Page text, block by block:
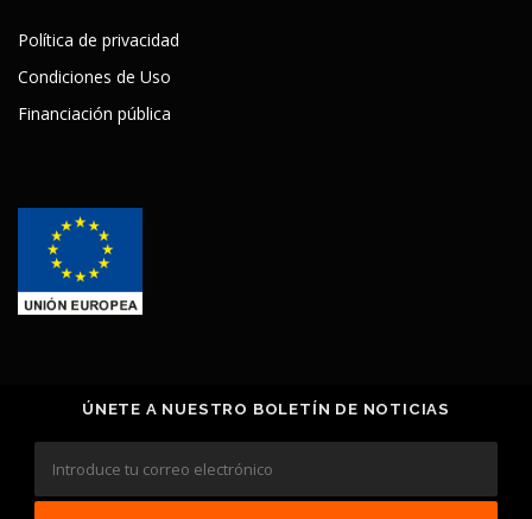
Política de privacidad
Condiciones de Uso
Financiación pública
ÚNETE A NUESTRO BOLETÍN DE NOTICIAS